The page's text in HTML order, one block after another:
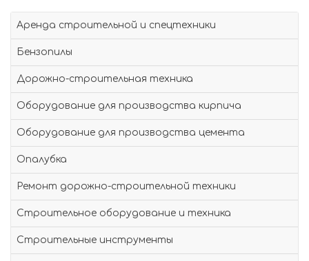
Аренда строительной и спецтехники
Бензопилы
Дорожно-строительная техника
Оборудование для производства кирпича
Оборудование для производства цемента
Опалубка
Ремонт дорожно-строительной техники
Строительное оборудование и техника
Строительные инструменты